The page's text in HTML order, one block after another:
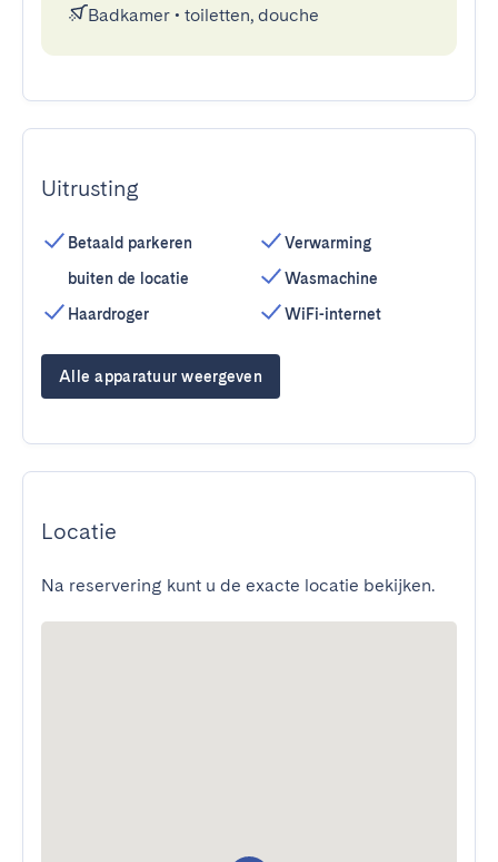
Badkamer • toiletten, douche
Uitrusting
Betaald parkeren
buiten de locatie
Haardroger
Verwarming
Wasmachine
WiFi-internet
Alle apparatuur weergeven
Locatie
Na reservering kunt u de exacte locatie bekijken.